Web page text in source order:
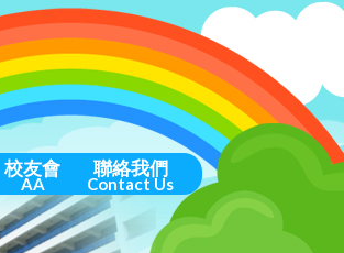
校友會
AA
聯絡我們
Contact Us